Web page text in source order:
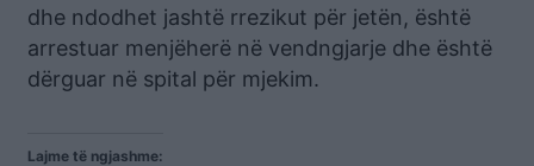
dhe ndodhet jashtë rrezikut për jetën, është
arrestuar menjëherë në vendngjarje dhe është
dërguar në spital për mjekim.
Lajme të ngjashme: